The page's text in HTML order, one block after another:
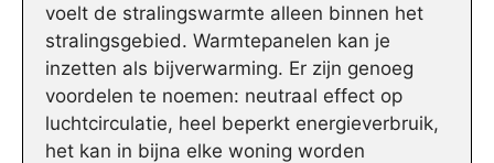
voelt de stralingswarmte alleen binnen het
stralingsgebied. Warmtepanelen kan je
inzetten als bijverwarming. Er zijn genoeg
voordelen te noemen: neutraal effect op
luchtcirculatie, heel beperkt energieverbruik,
het kan in bijna elke woning worden